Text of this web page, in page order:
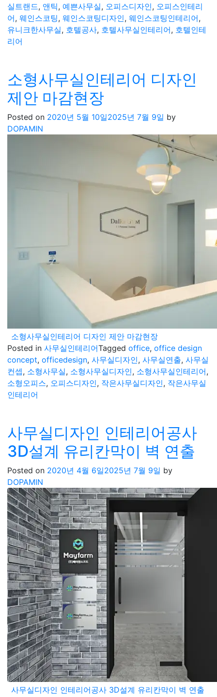
실트랜드, 앤틱, 예쁜사무실, 오피스디자인, 오피스인테리
어, 웨인스코팅, 웨인스코팅디자인, 웨인스코팅인테리어,
유니크한사무실, 호텔공사, 호텔사무실인테리어, 호텔인테
리어
소형사무실인테리어 디자인
제안 마감현장
Posted on 2020년 5월 10일2025년 7월 9일 by
DOPAMIN
소형사무실인테리어 디자인 제안 마감현장
Posted in 사무실인테리어Tagged office, office design
concept, officedesign, 사무실디자인, 사무실연출, 사무실
컨셉, 소형사무실, 소형사무실디자인, 소형사무실인테리어,
소형오피스, 오피스디자인, 작은사무실디자인, 작은사무실
인테리어
사무실디자인 인테리어공사
3D설계 유리칸막이 벽 연출
Posted on 2020년 4월 6일2025년 7월 9일 by
DOPAMIN
사무실디자인 인테리어공사 3D설계 유리칸막이 벽 연출